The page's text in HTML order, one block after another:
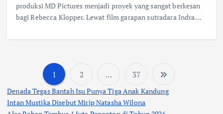
produksi MD Pictures menjadi proyek yang sangat berkesan
bagi Rebecca Klopper. Lewat film garapan sutradara Indra…
P
1 2 … 37
Denada Tegas Bantah Isu Punya Tiga Anak Kandung
Intan Mustika Disebut Mirip Natasha Wilona